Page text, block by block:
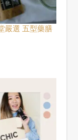
嚴選 五型藥膳